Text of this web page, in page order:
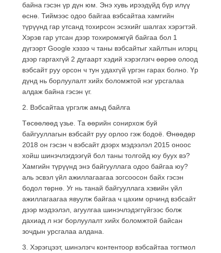
байна гэсэн үр дүн юм. Энэ хувь ирээдүйд бүр илүү
өснө. Тиймээс одоо байгаа вэбсайтаа хамгийн
түрүүнд гар утсанд тохирсон эсэхийг шалгах хэрэгтэй.
Хэрэв гар утсан дээр тохиромжгүй байгаа бол 1
дүгээрт Google хэзээ ч таны вэбсайтыг хайлтын илэрц
дээр гаргахгүй 2 дугаарт хэдий хэрэглэгч өөрөө олоод
вэбсайт руу орсон ч тун удахгүй үргэн гарах болно. Үр
дүнд нь борлуулалт хийх боломжтой нэг урсгалаа
алдаж байна гэсэн үг.
2. Вэбсайтаа үргэлж амьд байлга
Төсөөлөөд үзье. Та өөрийн сонирхож буй
байгууллагын вэбсайт руу орлоо гэж бодоё. Өнөөдөр
2018 он гэсэн ч вэбсайт дээрх мэдээлэл 2015 оноос
хойш шинэчлэгдээгүй бол таны толгойд юу буух вэ?
Хамгийн түрүүнд энэ байгууллага одоо байгаа юу?
аль эсвэл үйл ажиллагаагаа зогсоосон байх гэсэн
бодол төрнө. Уг нь танай байгууллага хэвийн үйл
ажиллагаагаа явуулж байгаа ч цахим орчинд вэбсайт
дээр мэдээлэл, агуулгаа шинэчлэдэггүйгээс болж
дахиад л нэг борлуулалт хийх боломжтой байсан
зочдын урсгалаа алдана.
3. Хэрэгцээт, шинэлэгч контентоор вэбсайтаа тогтмол